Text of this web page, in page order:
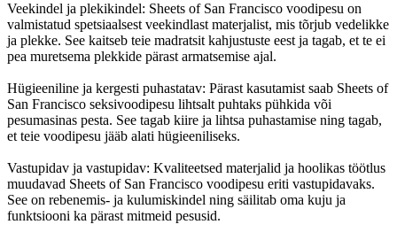
Veekindel ja plekikindel: Sheets of San Francisco voodipesu on
valmistatud spetsiaalsest veekindlast materjalist, mis tõrjub vedelikke
ja plekke. See kaitseb teie madratsit kahjustuste eest ja tagab, et te ei
pea muretsema plekkide pärast armatsemise ajal.
Hügieeniline ja kergesti puhastatav: Pärast kasutamist saab Sheets of
San Francisco seksivoodipesu lihtsalt puhtaks pühkida või
pesumasinas pesta. See tagab kiire ja lihtsa puhastamise ning tagab,
et teie voodipesu jääb alati hügieeniliseks.
Vastupidav ja vastupidav: Kvaliteetsed materjalid ja hoolikas töötlus
muudavad Sheets of San Francisco voodipesu eriti vastupidavaks.
See on rebenemis- ja kulumiskindel ning säilitab oma kuju ja
funktsiooni ka pärast mitmeid pesusid.